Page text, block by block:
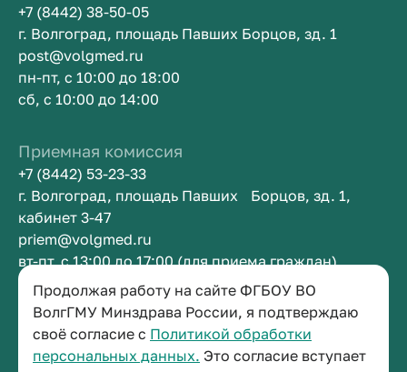
Продолжая работу на сайте ФГБОУ ВО
ВолгГМУ Минздрава России, я подтверждаю
своё согласие с Политикой обработки
персональных данных. Это согласие вступает
+7 (8442) 38-50-05
г. Волгоград, площадь Павших Борцов, зд. 1
post@volgmed.ru
пн-пт, с 10:00 до 18:00
сб, с 10:00 до 14:00
Приемная комиссия
+7 (8442) 53-23-33
г. Волгоград, площадь Павших Борцов, зд. 1,
кабинет 3-47
priem@volgmed.ru
вт-пт, с 13:00 до 17:00 (для приема граждан)
Приемная ректора
+7 (8442) 38-50-05
г. Волгоград, площадь Павших Борцов, зд. 1,